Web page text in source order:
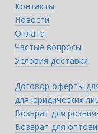
Контакты
Новости
Оплата
Частые вопросы
Условия доставки
Договор оферты
для юридических
Возврат для
Возврат для